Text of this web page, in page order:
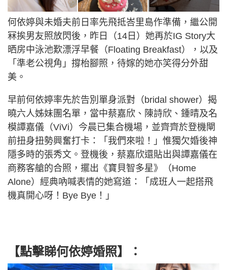
何依婷與未婚夫前日率先飛抵峇里島作準備，繼公開
冧挨男友照放閃後，昨日（14日）她再於IG Story大
晒房中泳池歎漂浮早餐（Floating Breakfast），以及
「準老公視角」撐枱腳照，待嫁的她亦笑得分外甜
美。
早前何依婷率先於告別單身派對（bridal shower）揭
曉六人姊妹團名單，當中蔡嘉欣、陳詩欣、鍾晴及名
模譚嘉儀（ViVi）今晨已集合機場，並齊齊於登機閘
前扭身扭勢興奮打卡：「我們來啦！」惟獨欠婚後神
隱多時的張秀文。登機後，蔡嘉欣還貼出與譚嘉儀在
商務客艙的合照，擺出《寶貝智多星》（Home
Alone）經典吶喊表情的她寫道：「成班人一起搭飛
機真開心呀！Bye Bye！」
【點擊睇何依婷婚照】：